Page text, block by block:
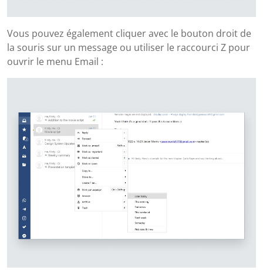
Vous pouvez également cliquer avec le bouton droit de
la souris sur un message ou utiliser le raccourci Z pour
ouvrir le menu Email :